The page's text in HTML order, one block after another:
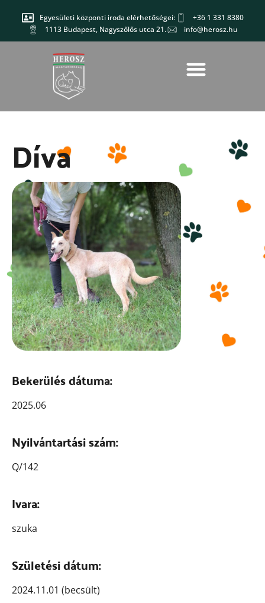
Egyesületi központi iroda elérhetőségei:
+36 1 331 8380
1113 Budapest, Nagyszőlős utca 21.
info@herosz.hu
Díva
Bekerülés dátuma:
2025.06
Nyilvántartási szám:
Q/142
Ivara:
szuka
Születési dátum:
2024.11.01 (becsült)